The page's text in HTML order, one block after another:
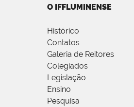
O IFFLUMINENSE
Histórico
Contatos
Galeria de Reitores
Colegiados
Legislação
Ensino
Pesquisa